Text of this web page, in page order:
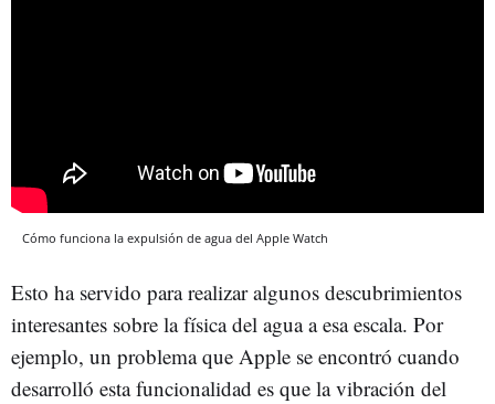
Cómo funciona la expulsión de agua del Apple Watch
Esto ha servido para realizar algunos descubrimientos
interesantes sobre la física del agua a esa escala. Por
ejemplo, un problema que Apple se encontró cuando
desarrolló esta funcionalidad es que la vibración del